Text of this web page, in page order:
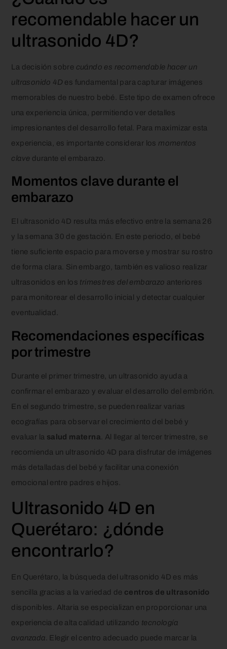
recomendable hacer un
ultrasonido 4D?
La decisión sobre cuándo es recomendable hacer un
ultrasonido 4D es fundamental para capturar imágenes
memorables de nuestro bebé. Este tipo de examen ofrece
una experiencia única, permitiendo ver detalles
impresionantes del desarrollo fetal. Para maximizar esta
experiencia, es importante considerar los momentos
clave durante el embarazo.
Momentos clave durante el
embarazo
El ultrasonido 4D resulta más efectivo entre la semana 26
y la semana 30 de gestación. En este periodo, el bebé
tiene suficiente espacio para moverse y mostrar su rostro
de forma clara. Sin embargo, también es valioso realizar
ultrasonidos en los trimestres del embarazo anteriores
para monitorear el desarrollo inicial y detectar cualquier
eventualidad.
Recomendaciones específicas
por trimestre
Durante el primer trimestre, un ultrasonido ayuda a
confirmar el embarazo y evaluar el desarrollo del embrión.
En el segundo trimestre, se pueden realizar varias
ecografías para observar el crecimiento del bebé y
evaluar la salud materna . Al llegar al tercer trimestre, se
recomienda un ultrasonido 4D para disfrutar de imágenes
más detalladas del bebé y facilitar una conexión
emocional entre padres e hijos.
Ultrasonido 4D en
Querétaro: ¿dónde
encontrarlo?
En Querétaro, la búsqueda del ultrasonido 4D es más
sencilla gracias a la variedad de centros de ultrasonido
disponibles. Altaria se especializan en proporcionar una
experiencia de alta calidad utilizando tecnología
avanzada . Elegir el centro adecuado puede marcar la